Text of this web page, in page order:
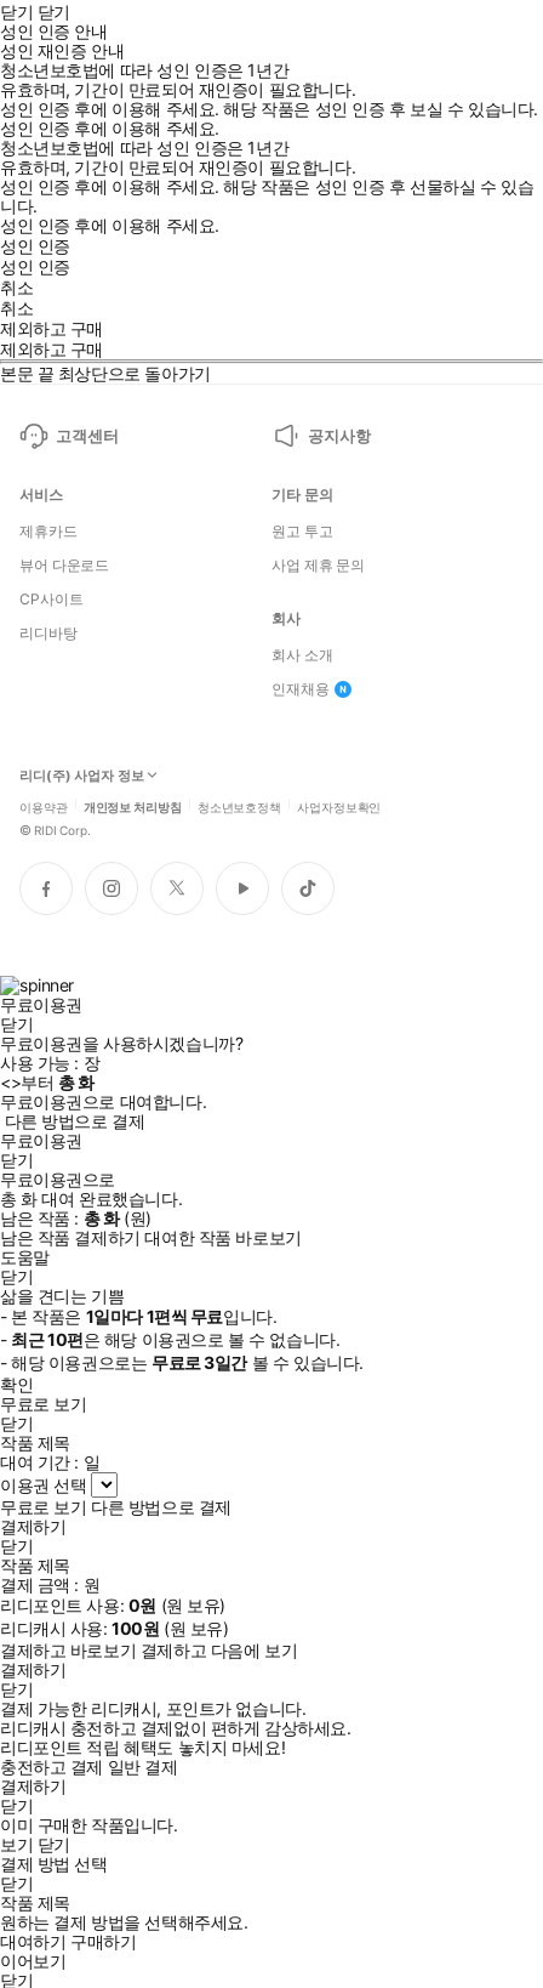
닫기 닫기
성인 인증 안내
성인 재인증 안내
청소년보호법에 따라 성인 인증은 1년간
유효하며, 기간이 만료되어 재인증이 필요합니다.
성인 인증 후에 이용해 주세요.해당 작품은 성인 인증 후 보실 수 있습니다.
성인 인증 후에 이용해 주세요.
청소년보호법에 따라 성인 인증은 1년간
유효하며, 기간이 만료되어 재인증이 필요합니다.
성인 인증 후에 이용해 주세요.해당 작품은 성인 인증 후 선물하실 수 있습
니다.
성인 인증 후에 이용해 주세요.
성인 인증
성인 인증
취소
취소
제외하고 구매
제외하고 구매
본문 끝 최상단으로 돌아가기
고객센터 공지사항
서비스
제휴카드
뷰어 다운로드
CP사이트
리디바탕
기타 문의
원고 투고
사업 제휴 문의
회사
회사 소개
인재채용
리디(주) 사업자 정보
이용약관 개인정보 처리방침 청소년보호정책 사업자정보확인
© RIDI Corp.
페
이
인
스
트
위
유
튜
틱
톡
무료이용권
닫기
무료이용권을 사용하시겠습니까?
사용 가능 : 장
<>부터 총화
무료이용권으로 대여합니다.
다른 방법으로 결제
무료이용권
닫기
무료이용권으로
총 화대여 완료했습니다.
남은 작품 : 총화(원)
남은 작품 결제하기 대여한 작품 바로보기
도움말
닫기
삶을 견디는 기쁨
- 본 작품은 1일마다1편씩 무료입니다.
- 최근10편은 해당 이용권으로 볼 수 없습니다.
- 해당 이용권으로는 무료로3일간볼 수 있습니다.
확인
무료로 보기
닫기
작품 제목
대여 기간 : 일
이용권 선택
무료로 보기 다른 방법으로 결제
결제하기
닫기
작품 제목
결제 금액 : 원
리디포인트 사용: 0원 (원 보유)
리디캐시 사용:100원 (원 보유)
결제하고 바로보기 결제하고 다음에 보기
결제하기
닫기
결제 가능한 리디캐시, 포인트가 없습니다.
리디캐시 충전하고 결제없이 편하게 감상하세요.
리디포인트 적립 혜택도 놓치지 마세요!
충전하고 결제 일반 결제
결제하기
닫기
이미 구매한 작품입니다.
보기 닫기
결제 방법 선택
닫기
작품 제목
원하는 결제 방법을 선택해주세요.
대여하기 구매하기
이어보기
닫기